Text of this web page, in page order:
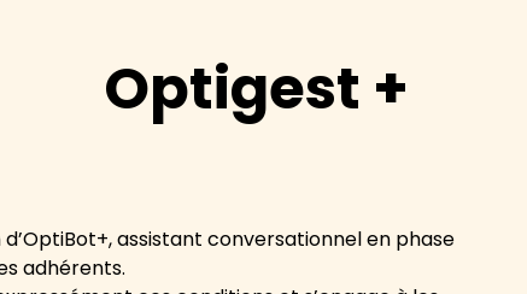
Optigest +
assistant conversationnel en phase
adhérents.